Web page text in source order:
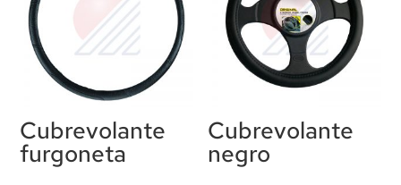
Cubrevolante
furgoneta
Cubrevolante
negro